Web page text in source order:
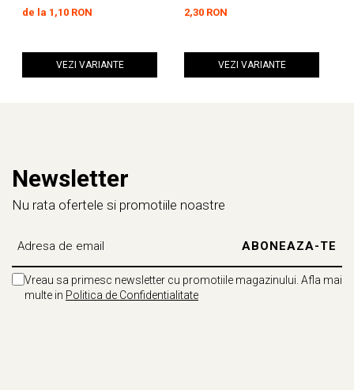
de la 1,10 RON
VEZI VARIANTE
2,30 RON
VEZI VARIANTE
Newsletter
Nu rata ofertele si promotiile noastre
Vreau sa primesc newsletter cu promotiile magazinului. Afla mai
multe in Politica de Confidentialitate